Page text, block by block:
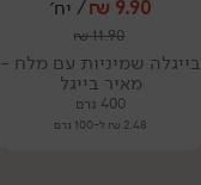
9.90
₪/ יח׳
11.90
₪
בייגלה שמיניות עם מלח -
מאיר בייגל
400 גרם
2.48 ₪ ל-100 גרם